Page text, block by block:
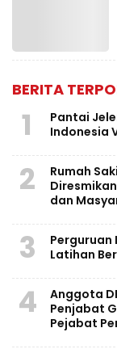
BERITA
1
Pantai
Indonesia
2
Rumah
dan
3
Perguruan
Latihan
4
Anggota
Penjabat
Pejabat